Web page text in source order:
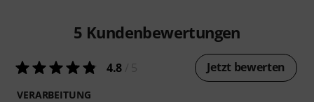
5 Kundenbewertungen
4.8 Jetzt bewerten
VERARBEITUNG